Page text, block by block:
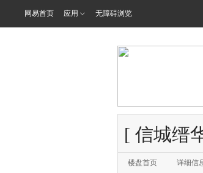
网易首页 应用 无障碍浏览
[ 信城缙
楼盘首页 详细信